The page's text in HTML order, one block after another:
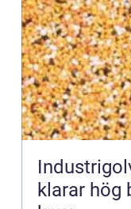
klarar hög